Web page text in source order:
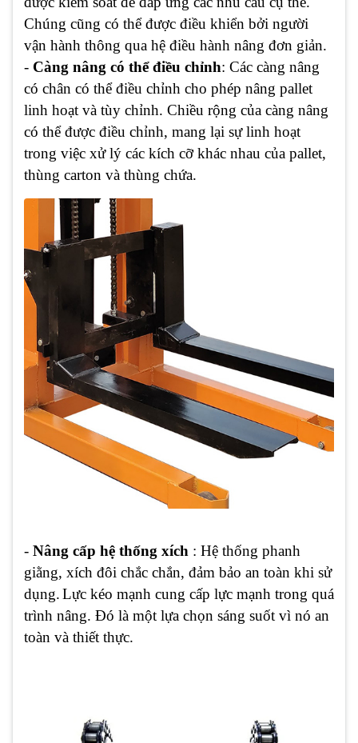
Chúng cũng có thể được điều khiển bởi người
vận hành thông qua hệ điều hành nâng đơn giản.
- Càng nâng có thể điều chỉnh: Các càng nâng
có chân có thể điều chỉnh cho phép nâng pallet
linh hoạt và tùy chỉnh. Chiều rộng của càng nâng
có thể được điều chỉnh, mang lại sự linh hoạt
trong việc xử lý các kích cỡ khác nhau của pallet,
thùng carton và thùng chứa.
- Nâng cấp hệ thống xích : Hệ thống phanh
giằng, xích đôi chắc chắn, đảm bảo an toàn khi sử
dụng.Lực kéo mạnh cung cấp lực mạnh trong quá
trình nâng. Đó là một lựa chọn sáng suốt vì nó an
toàn và thiết thực.